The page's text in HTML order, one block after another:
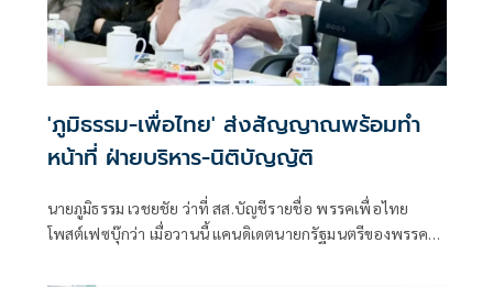
'ภูมิธรรม-เพื่อไทย' ส่งสัญญาณพร้อมทำ
หน้าที่ ฝ่ายบริหาร-นิติบัญญัติ
นายภูมิธรรม เวชยชัย ว่าที่ สส.บัญชีรายชื่อ พรรคเพื่อไทย
โพสต์เฟซบุ๊กว่า เมื่อวานนี้ แคนดิเดตนายกรัฐมนตรีของพรรค